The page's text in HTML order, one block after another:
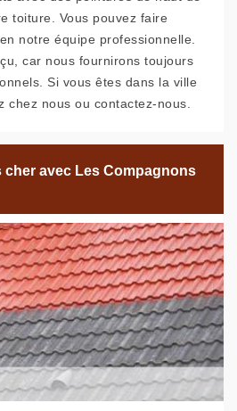
toiture. Vous pouvez faire
notre équipe professionnelle.
car nous fournirons toujours
Si vous êtes dans la ville
chez nous ou contactez-nous.
cher avec Les Compagnons